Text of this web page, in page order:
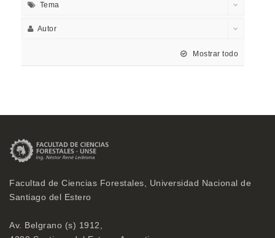
Tema
Autor
Mostrar todo
Facultad de Ciencias Forestales, Universidad Nacional de
Santiago del Estero
Av. Belgrano (s) 1912,